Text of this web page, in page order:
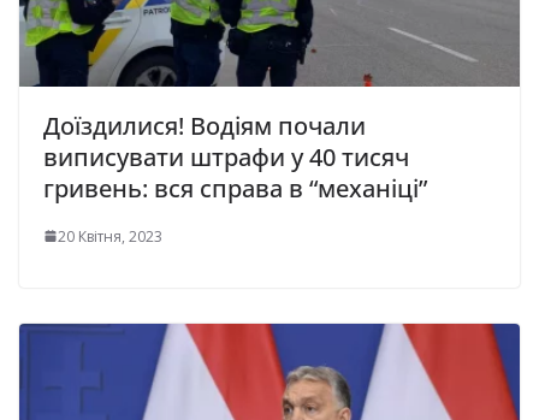
Доїздилися! Водіям почали
виписувати штрафи у 40 тисяч
гривень: вся справа в “механіці”
20 Квітня, 2023